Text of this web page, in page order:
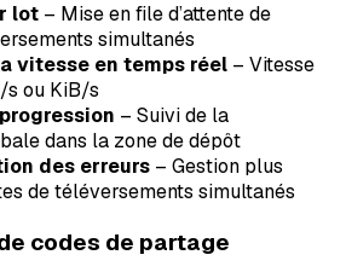
lot – Mise en file d’attente de
simultanés
vitesse en temps réel – Vitesse
s ou KiB/s
– Suivi de la
dans la zone de dépôt
des erreurs – Gestion plus
de téléversements simultanés
codes de partage